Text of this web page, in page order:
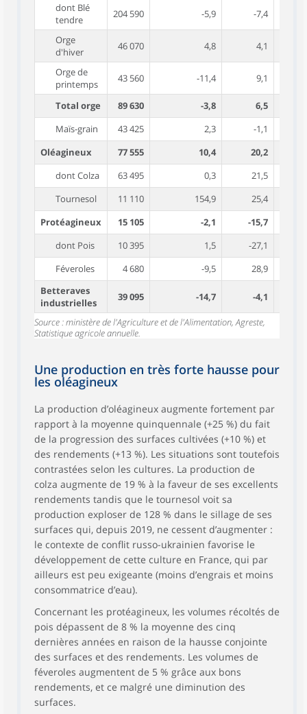
dont Blé
tendre
204 590 -5,9 -7,4
Orge
d'hiver
46 070 4,8 4,1
Orge de
printemps
43 560 -11,4 9,1
Total orge 89 630 -3,8 6,5
Maïs-grain
43 425 2,3 -1,1
Oléagineux
77 555 10,4 20,2
dont Colza
63 495 0,3 21,5
Tournesol
11 110 154,9 25,4
Protéagineux
15 105 -2,1 -15,7
dont Pois
10 395 1,5 -27,1
Féveroles
4 680 -9,5 28,9
Betteraves
industrielles
39 095 -14,7 -4,1
Source : ministère de l'Agriculture et de l'Alimentation, Agreste,
Statistique agricole annuelle.
Une production en très forte hausse pour
les oléagineux
La production d’oléagineux augmente fortement par
rapport à la moyenne quinquennale (+25 %) du fait
de la progression des surfaces cultivées (+10 %) et
des rendements (+13 %). Les situations sont toutefois
contrastées selon les cultures. La production de
colza augmente de 19 % à la faveur de ses excellents
rendements tandis que le tournesol voit sa
production exploser de 128 % dans le sillage de ses
surfaces qui, depuis 2019, ne cessent d’augmenter :
le contexte de conflit russo-ukrainien favorise le
développement de cette culture en France, qui par
ailleurs est peu exigeante (moins d’engrais et moins
consommatrice d’eau).
Concernant les protéagineux, les volumes récoltés de
pois dépassent de 8 % la moyenne des cinq
dernières années en raison de la hausse conjointe
des surfaces et des rendements. Les volumes de
féveroles augmentent de 5 % grâce aux bons
rendements, et ce malgré une diminution des
surfaces.